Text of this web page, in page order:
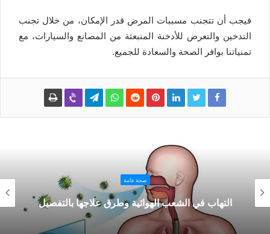
فيجب أن تتجنب مسببات المرض قدر الإمكان، من خلال تجنب
التدخين والتعرض للأدخنة المنبعثة من المصانع والسيارات، مع
تمنياتنا بوافر الصحة والسعادة للجميع.
صحة عامة
التهاب في الشعب الهوائية وطرق علاجها بالتفصيل